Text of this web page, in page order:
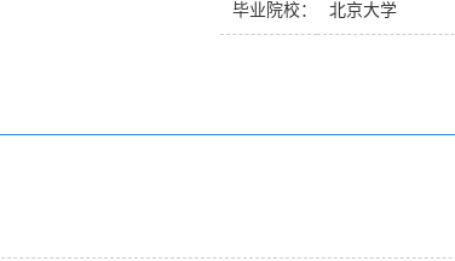
毕业院校： 北京大学